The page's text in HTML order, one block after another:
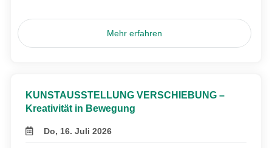
Mehr erfahren
KUNSTAUSSTELLUNG VERSCHIEBUNG –
Kreativität in Bewegung
Do, 16. Juli 2026